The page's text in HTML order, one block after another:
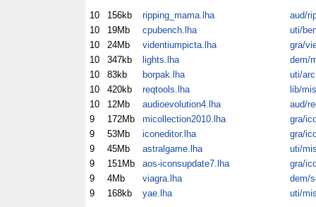
10
156kb ripping_mama.lha
aud/
10
19Mb cpubench.lha
uti/
10
24Mb videntiumpicta.lha
gra/
10
347kb lights.lha
dem/
10
83kb borpak.lha
uti/arc
10
420kb reqtools.lha
lib/mis
10
12Mb audioevolution4.lha
aud/
9
172Mb micollection2010.lha
gra/
9
53Mb iconeditor.lha
gra/
9
45Mb astralgame.lha
uti/
9
151Mb aos-iconsupdate7.lha
gra/
9
4Mb viagra.lha
dem/
9
168kb yae.lha
uti/